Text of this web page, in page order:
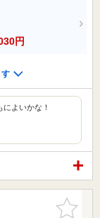
円
よいかな！
お気に入
りに追加